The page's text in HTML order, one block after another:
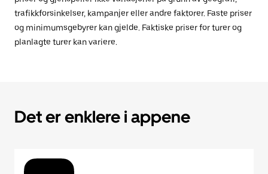
trafikkforsinkelser, kampanjer eller andre faktorer. Faste priser
og minimumsgebyrer kan gjelde. Faktiske priser for turer og
planlagte turer kan variere.
Det er enklere i appene